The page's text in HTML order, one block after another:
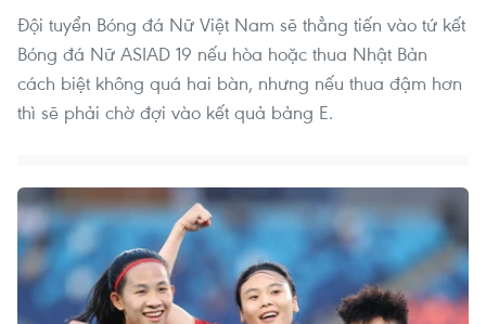
Đội tuyển Bóng đá Nữ Việt Nam sẽ thẳng tiến vào tứ kết
Bóng đá Nữ ASIAD 19 nếu hòa hoặc thua Nhật Bản
cách biệt không quá hai bàn, nhưng nếu thua đậm hơn
thì sẽ phải chờ đợi vào kết quả bảng E.